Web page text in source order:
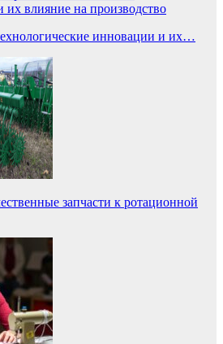
инновации и их…
запчасти к ротационной